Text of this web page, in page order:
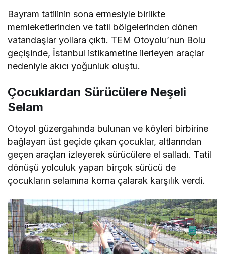
Bayram tatilinin sona ermesiyle birlikte
memleketlerinden ve tatil bölgelerinden dönen
vatandaşlar yollara çıktı. TEM Otoyolu’nun Bolu
geçişinde, İstanbul istikametine ilerleyen araçlar
nedeniyle akıcı yoğunluk oluştu.
Çocuklardan Sürücülere Neşeli
Selam
Otoyol güzergahında bulunan ve köyleri birbirine
bağlayan üst geçide çıkan çocuklar, altlarından
geçen araçları izleyerek sürücülere el salladı. Tatil
dönüşü yolculuk yapan birçok sürücü de
çocukların selamına korna çalarak karşılık verdi.